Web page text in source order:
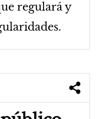
regulará y